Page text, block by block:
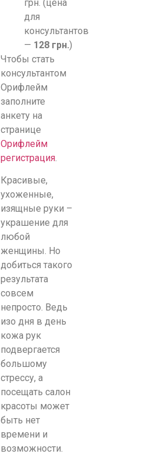
грн. (цена
для
консультантов
— 128 грн.)
Чтобы стать
консультантом
Орифлейм
заполните
анкету на
странице
Орифлейм
регистрация.
Красивые,
ухоженные,
изящные руки –
украшение для
любой
женщины. Но
добиться такого
результата
совсем
непросто. Ведь
изо дня в день
кожа рук
подвергается
большому
стрессу, а
посещать салон
красоты может
быть нет
времени и
возможности.